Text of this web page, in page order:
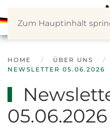
Zum Hauptinhalt
HOME ÜBER UNS
NEWSLETTER 05.06.2026
05.06.2026